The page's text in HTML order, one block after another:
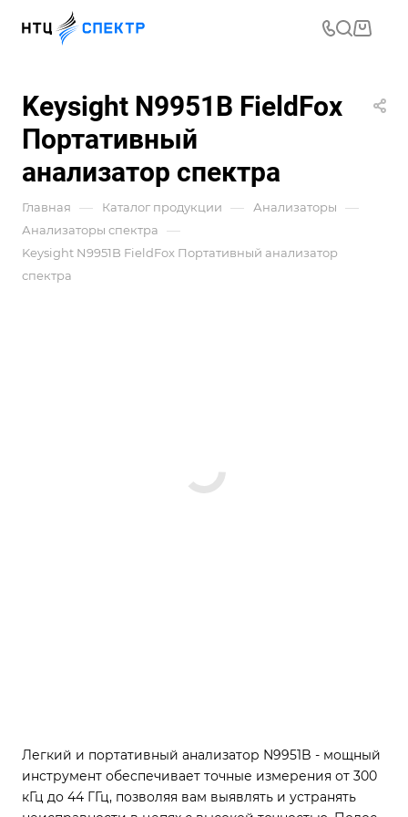
Keysight N9951B FieldFox
Портативный
анализатор спектра
Главная — Каталог продукции — Анализаторы —
Анализаторы спектра —
Keysight N9951B FieldFox Портативный анализатор
спектра
Легкий и портативный анализатор N9951B - мощный
инструмент обеспечивает точные измерения от 300
кГц до 44 ГГц, позволяя вам выявлять и устранять